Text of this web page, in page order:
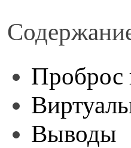
С
Проброс
Выводы